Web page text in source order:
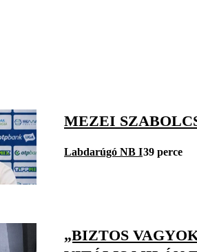
MEZEI
Labdarúgó NB I39 perce
„BIZTOS